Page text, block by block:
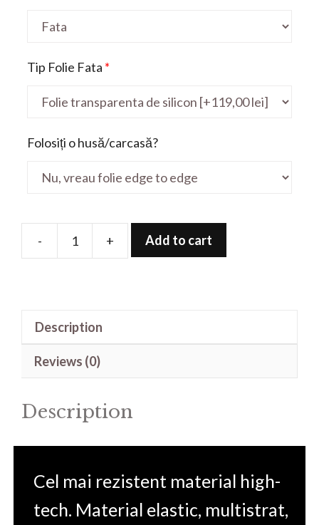
Tip Folie Fata *
Folosiți o husă/carcasă?
-
Folie
+ Add to cart
Description
Reviews (0)
Description
Cel mai rezistent material high-
tech. Material elastic, multistrat,